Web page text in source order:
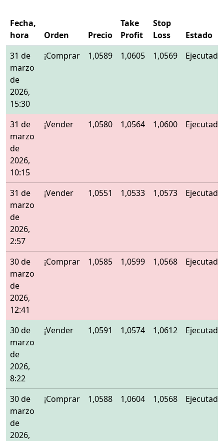
Fecha,
hora
Orden Precio
Take
Profit
Stop
Loss
Estado
31 de
marzo
de
2026,
15:30
¡Comprar 1,0589 1,0605 1,0569 Ejecutado
31 de
marzo
de
2026,
10:15
¡Vender 1,0580 1,0564 1,0600 Ejecutado
31 de
marzo
de
2026,
2:57
¡Vender 1,0551 1,0533 1,0573 Ejecutado
30 de
marzo
de
2026,
12:41
¡Comprar 1,0585 1,0599 1,0568 Ejecutado
30 de
marzo
de
2026,
8:22
¡Vender 1,0591 1,0574 1,0612 Ejecutado
30 de
marzo
de
2026,
¡Comprar 1,0588 1,0604 1,0568 Ejecutado